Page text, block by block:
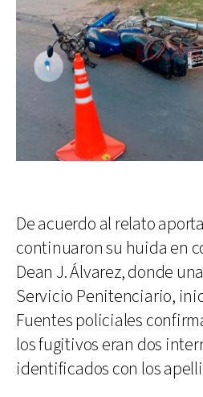
De acuerdo al relato
continuaron su huida en
Dean J. Álvarez, donde
Servicio Penitenciario,
Fuentes policiales
los fugitivos eran dos
identificados con los